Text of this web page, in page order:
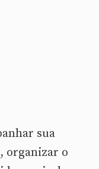
sua
organizar o